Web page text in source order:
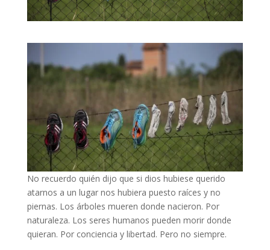
No recuerdo quién dijo que si dios hubiese querido
atarnos a un lugar nos hubiera puesto raíces y no
piernas. Los árboles mueren donde nacieron. Por
naturaleza. Los seres humanos pueden morir donde
quieran. Por conciencia y libertad. Pero no siempre.